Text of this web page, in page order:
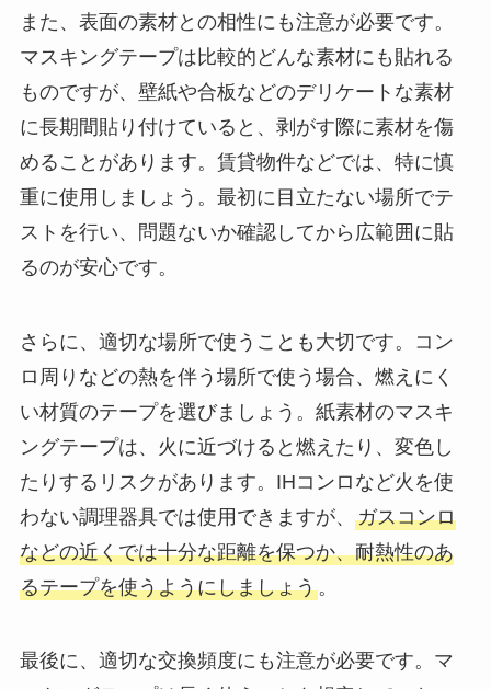
また、表面の素材との相性にも注意が必要です。
マスキングテープは比較的どんな素材にも貼れる
ものですが、壁紙や合板などのデリケートな素材
に長期間貼り付けていると、剥がす際に素材を傷
めることがあります。賃貸物件などでは、特に慎
重に使用しましょう。最初に目立たない場所でテ
ストを行い、問題ないか確認してから広範囲に貼
るのが安心です。
さらに、適切な場所で使うことも大切です。コン
ロ周りなどの熱を伴う場所で使う場合、燃えにく
い材質のテープを選びましょう。紙素材のマスキ
ングテープは、火に近づけると燃えたり、変色し
たりするリスクがあります。IHコンロなど火を使
わない調理器具では使用できますが、 ガスコンロ
などの近くでは十分な距離を保つか、耐熱性のあ
るテープを使うようにしましょう。
最後に、適切な交換頻度にも注意が必要です。マ